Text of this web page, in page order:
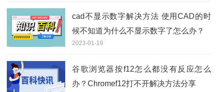
cad不显示数字解决方法 使用CAD的时
候不知道为什么不显示数字了怎么办？
2023-01-19
谷歌浏览器按f12怎么都没有反应怎么
办？Chromef12打不开解决方法分享